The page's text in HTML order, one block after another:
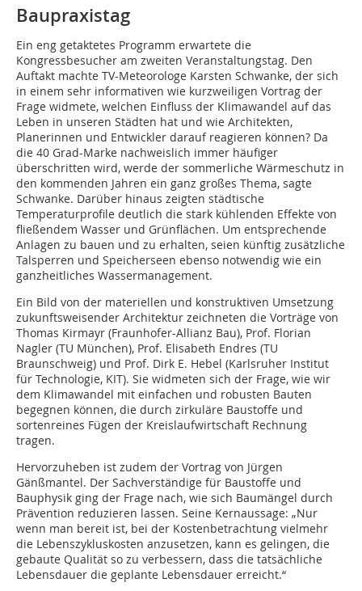
Baupraxistag
Ein eng getaktetes Programm erwartete die
Kongressbesucher am zweiten Veranstaltungstag. Den
Auftakt machte TV-Meteorologe Karsten Schwanke, der sich
in einem sehr informativen wie kurzweiligen Vortrag der
Frage widmete, welchen Einfluss der Klimawandel auf das
Leben in unseren Städten hat und wie Architekten,
Planerinnen und Entwickler darauf reagieren können? Da
die 40 Grad-Marke nachweislich immer häufiger
überschritten wird, werde der sommerliche Wärmeschutz in
den kommenden Jahren ein ganz großes Thema, sagte
Schwanke. Darüber hinaus zeigten städtische
Temperaturprofile deutlich die stark kühlenden Effekte von
fließendem Wasser und Grünflächen. Um entsprechende
Anlagen zu bauen und zu erhalten, seien künftig zusätzliche
Talsperren und Speicherseen ebenso notwendig wie ein
ganzheitliches Wassermanagement.
Ein Bild von der materiellen und konstruktiven Umsetzung
zukunftsweisender Architektur zeichneten die Vorträge von
Thomas Kirmayr (Fraunhofer-Allianz Bau), Prof. Florian
Nagler (TU München), Prof. Elisabeth Endres (TU
Braunschweig) und Prof. Dirk E. Hebel (Karlsruher Institut
für Technologie, KIT). Sie widmeten sich der Frage, wie wir
dem Klimawandel mit einfachen und robusten Bauten
begegnen können, die durch zirkuläre Baustoffe und
sortenreines Fügen der Kreislaufwirtschaft Rechnung
tragen.
Hervorzuheben ist zudem der Vortrag von Jürgen
Gänßmantel. Der Sachverständige für Baustoffe und
Bauphysik ging der Frage nach, wie sich Baumängel durch
Prävention reduzieren lassen. Seine Kernaussage: „Nur
wenn man bereit ist, bei der Kostenbetrachtung vielmehr
die Lebenszyklus­kosten anzusetzen, kann es gelingen, die
gebaute Qualität so zu verbessern, dass die tatsächliche
Lebensdauer die geplante Lebensdauer erreicht.“